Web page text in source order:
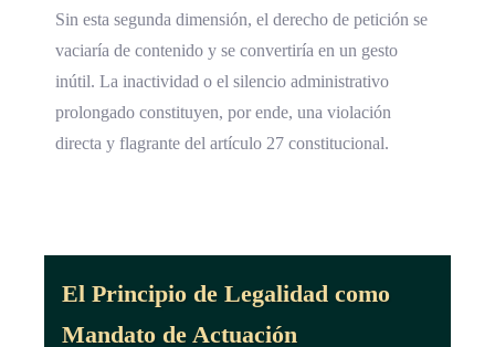
Sin esta segunda dimensión, el derecho de petición se
vaciaría de contenido y se convertiría en un gesto
inútil. La inactividad o el silencio administrativo
prolongado constituyen, por ende, una violación
directa y flagrante del artículo 27 constitucional.
El Principio de Legalidad como
Mandato de Actuación